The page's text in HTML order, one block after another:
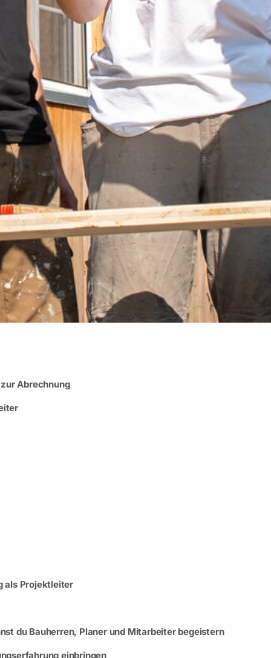
Abrechnung
als Projektleiter
du Bauherren, Planer und Mitarbeiter begeistern
einbringen